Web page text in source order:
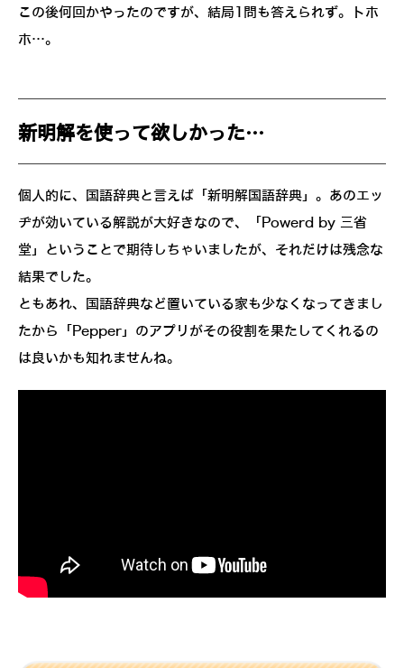
この後何回かやったのですが、結局1問も答えられず。トホ
ホ…。
新明解を使って欲しかった…
個人的に、国語辞典と言えば「新明解国語辞典」。あのエッ
ヂが効いている解説が大好きなので、「Powerd by 三省
堂」ということで期待しちゃいましたが、それだけは残念な
結果でした。
ともあれ、国語辞典など置いている家も少なくなってきまし
たから「Pepper」のアプリがその役割を果たしてくれるの
は良いかも知れませんね。